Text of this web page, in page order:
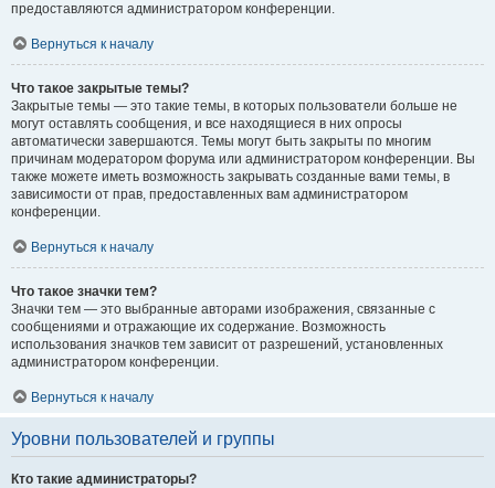
предоставляются администратором конференции.
Вернуться к началу
Что такое закрытые темы?
Закрытые темы — это такие темы, в которых пользователи больше не
могут оставлять сообщения, и все находящиеся в них опросы
автоматически завершаются. Темы могут быть закрыты по многим
причинам модератором форума или администратором конференции. Вы
также можете иметь возможность закрывать созданные вами темы, в
зависимости от прав, предоставленных вам администратором
конференции.
Вернуться к началу
Что такое значки тем?
Значки тем — это выбранные авторами изображения, связанные с
сообщениями и отражающие их содержание. Возможность
использования значков тем зависит от разрешений, установленных
администратором конференции.
Вернуться к началу
Уровни пользователей и группы
Кто такие администраторы?